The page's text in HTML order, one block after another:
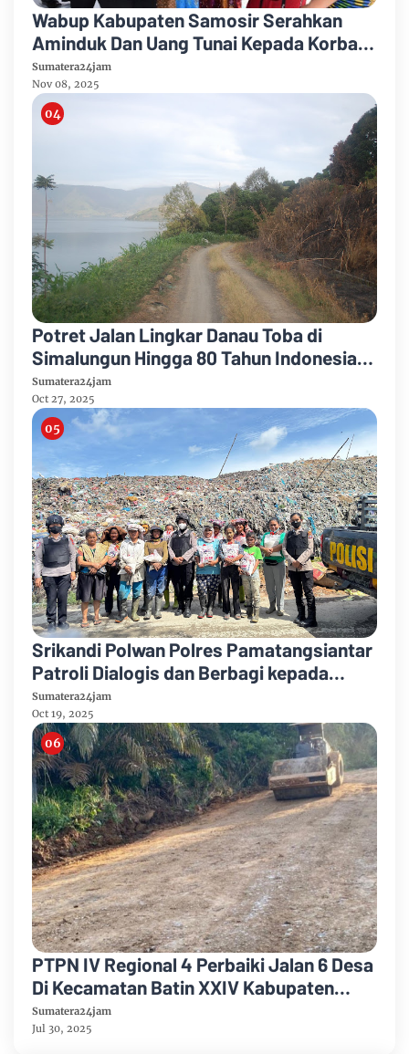
Wabup Kabupaten Samosir Serahkan
Aminduk Dan Uang Tunai Kepada Korban
Kebakaran Desa Sidaji
Sumatera24jam
Nov 08, 2025
Potret Jalan Lingkar Danau Toba di
Simalungun Hingga 80 Tahun Indonesia
Merdeka
Sumatera24jam
Oct 27, 2025
Srikandi Polwan Polres Pamatangsiantar
Patroli Dialogis dan Berbagi kepada
Masyarakat Tanjung Pinggir
Sumatera24jam
Oct 19, 2025
PTPN IV Regional 4 Perbaiki Jalan 6 Desa
Di Kecamatan Batin XXIV Kabupaten
Batang Hari Untuk Meningkatkan
Ekonomi Masyarakat
Sumatera24jam
Jul 30, 2025